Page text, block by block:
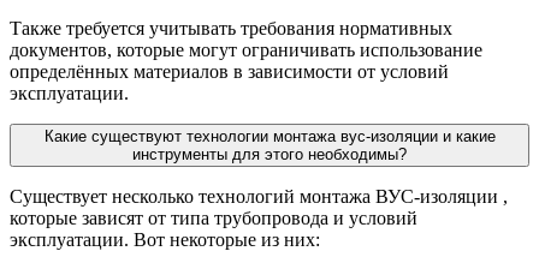
Также требуется учитывать требования нормативных
документов, которые могут ограничивать использование
определённых материалов в зависимости от условий
эксплуатации.
Какие существуют технологии монтажа вус-изоляции и какие
инструменты для этого необходимы?
Существует несколько технологий монтажа ВУС-изоляции ,
которые зависят от типа трубопровода и условий
эксплуатации. Вот некоторые из них: